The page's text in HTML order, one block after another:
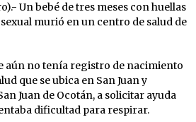
Un bebé de tres meses con huellas
murió en un centro de salud de
aún no tenía registro de nacimiento
que se ubica en San Juan y
Juan de Ocotán, a solicitar ayuda
dificultad para respirar.